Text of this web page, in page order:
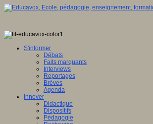
S'informer
Débats
Faits marquants
Interviews
Reportages
Brèves
Agenda
Innover
Didactique
Dispositifs
Pédagogie